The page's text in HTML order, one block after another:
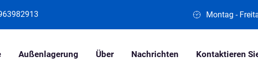
Montag -
Außenlagerung Über Nachrichten Kontaktieren